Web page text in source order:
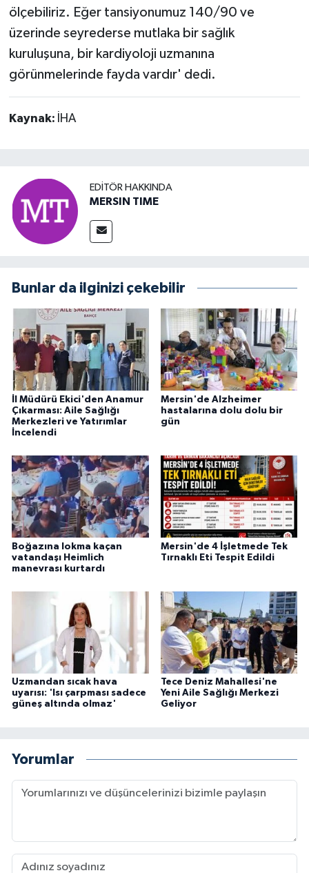
ölçebiliriz. Eğer tansiyonumuz 140/90 ve
üzerinde seyrederse mutlaka bir sağlık
kuruluşuna, bir kardiyoloji uzmanına
görünmelerinde fayda vardır' dedi.
Kaynak: İHA
EDITÖR HAKKINDA
MERSIN TIME
Bunlar da ilginizi çekebilir
İl Müdürü Ekici'den Anamur
Çıkarması: Aile Sağlığı
Merkezleri ve Yatırımlar
İncelendi
Mersin'de Alzheimer
hastalarına dolu dolu bir
gün
Boğazına lokma kaçan
vatandaşı Heimlich
manevrası kurtardı
Mersin'de 4 İşletmede Tek
Tırnaklı Eti Tespit Edildi
Uzmandan sıcak hava
uyarısı: 'Isı çarpması sadece
güneş altında olmaz'
Tece Deniz Mahallesi'ne
Yeni Aile Sağlığı Merkezi
Geliyor
Yorumlar